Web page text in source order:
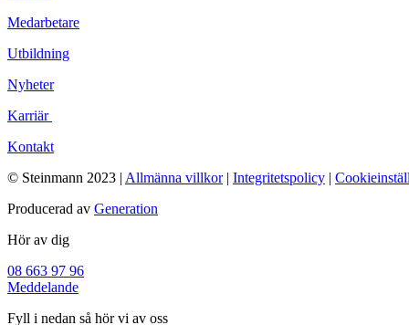
Medarbetare
Utbildning
Nyheter
Karriär
Kontakt
© Steinmann 2023 | Allmänna villkor| Integritetspolicy |
Producerad av Generation
Hör av dig
08 663 97 96
Meddelande
Fyll i nedan så hör vi av oss